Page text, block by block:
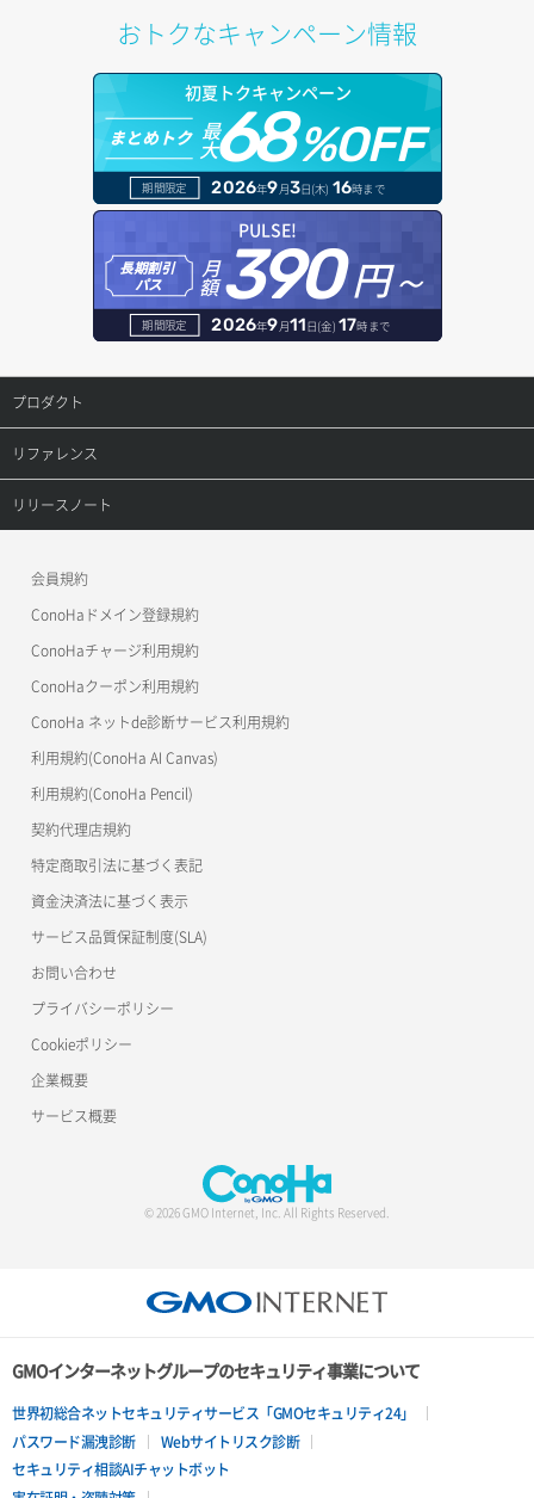
イメージ詳細取得
アタッチ済みポート詳細取得
アタッチ済みボリューム一覧
アタッチ済みボリューム詳細取得
コンソールURL発行
サーバーに紐づくアドレス取得
サーバーに紐づくアドレス取得（ネットワーク指定）
サーバープラン一覧取得
サーバープラン変更
サーバープラン詳細一覧取得
サーバープラン詳細取得
サーバーメタデータ取得
サーバーメタデータ更新（ネームタグ変更）
サーバー一覧取得
サーバー作成
サーバー再構築（OS再インストール）
サーバー利用状況グラフ（ディスクIO）
サーバー削除
ポートデタッチ
ボリュームアタッチ
ボリュームデタッチ
サブネット詳細取得
セキュリティグループ ルール一覧取得
セキュリティグループ ルール作成
セキュリティグループ ルール削除
セキュリティグループ ルール詳細取得
セキュリティグループ一覧取得
ネットワーク一覧取得
ネットワーク作成（ローカルネットワーク用）
ネットワーク削除（ローカルネットワーク用）
ネットワーク詳細取得
ポート一覧取得
ポート作成（ローカルネットワーク用）
ポート作成（追加IP用）
ポート削除
ポート詳細取得
ヘルスモニタ一覧取得
ヘルスモニタ作成
ヘルスモニタ削除
ヘルスモニタ更新
ヘルスモニタ詳細取得
メンバー更新
メンバー詳細取得
メンバー追加
リスナー作成
リスナー削除
リスナー更新
リスナー詳細取得
ロードバランサー一覧取得
ロードバランサー削除
ロードバランサー更新
ロードバランサー詳細取得
ロードバランサー追加
オブジェクトダウンロード
オブジェクトバージョン管理
オブジェクト一覧取得
オブジェクト削除
オブジェクト削除予約
オブジェクト複製
オブジェクト詳細取得
コンテナ一覧取得
コンテナ作成
コンテナ削除
ラージオブジェクトアップロード(DLO)
一時的Web公開
ドメイン情報登録
ドメイン詳細取得
レコード一覧取得
レコード作成
レコード更新
レコード詳細取得
おトクなキャンペーン情報
初夏トクキャンペーン
まとめトク 最
大68%OFF
期間限定 2026年9月3日(木) 16時まで
PULSE!
長期割引
パス
月
額390円～
期間限定 2026年9月11日(金) 17時まで
プロダクト
プロダクトトップ
ConoHa VPS(Ver.3.0)
ConoHa for GAME
リファレンス
リファレンストップ
OpenStack CLI
Terraform
s3cmd
公開API(ConoHa VPS Ver.2.0)
リリースノート
会員規約
ConoHaドメイン登録規約
ConoHaチャージ利用規約
ConoHaクーポン利用規約
ConoHa ネットde診断サービス利用規約
利用規約(ConoHa AI Canvas)
利用規約(ConoHa Pencil)
契約代理店規約
特定商取引法に基づく表記
資金決済法に基づく表示
サービス品質保証制度(SLA)
お問い合わせ
プライバシーポリシー
Cookieポリシー
企業概要
サービス概要
© 2026 GMO Internet, Inc. All Rights Reserved.
GMOインターネットグループのセキュリティ事業について
世界初総合ネットセキュリティサービス「GMOセキュリティ24」
パスワード漏洩診断
Webサイトリスク診断
セキュリティ相談AIチャットボット